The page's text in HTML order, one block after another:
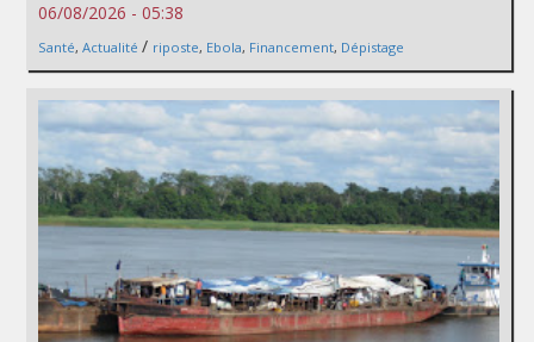
06/08/2026 - 05:38
Santé, Actualité / riposte, Ebola, Financement, Dépistage